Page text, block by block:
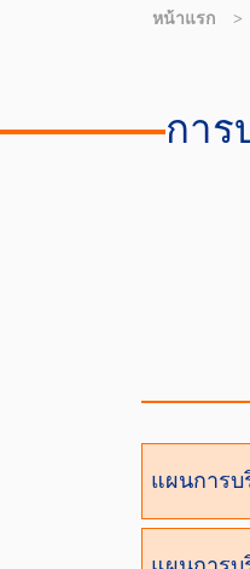
หน้าแรก
การ
แผนการ